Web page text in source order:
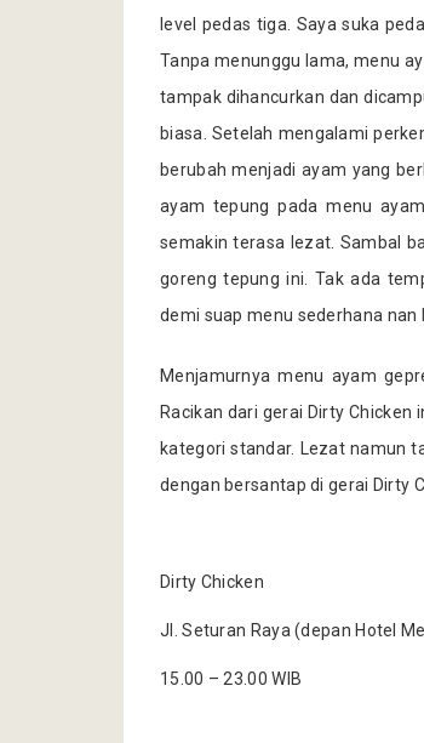
level pedas tiga. Saya suka
Tanpa menunggu lama, menu
tampak dihancurkan dan
biasa. Setelah mengalami
berubah menjadi ayam yang
ayam tepung pada menu
semakin terasa lezat. Sambal
goreng tepung ini. Tak ada
demi suap menu sederhana nan
Menjamurnya menu ayam
Racikan dari gerai Dirty
kategori standar. Lezat namun
dengan bersantap di gerai Dirty
Dirty Chicken
Jl. Seturan Raya (depan Hotel
15.00 – 23.00 WIB